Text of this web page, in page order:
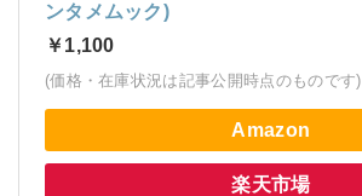
ンタメムック)
￥1,100
(価格・在庫状況は記事公開時点のものです)
Amazon
楽天市場